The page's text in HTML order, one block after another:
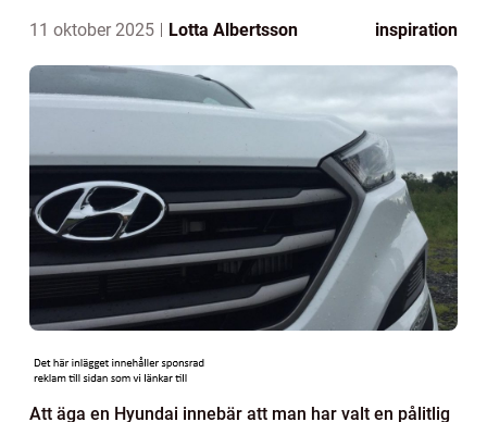
11 oktober 2025 Lotta Albertsson inspiration
Att äga en Hyundai innebär att man har valt en pålitlig